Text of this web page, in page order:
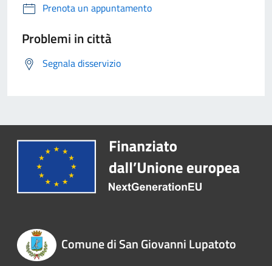
Prenota un appuntamento
Problemi in città
Segnala disservizio
Comune di San Giovanni Lupatoto